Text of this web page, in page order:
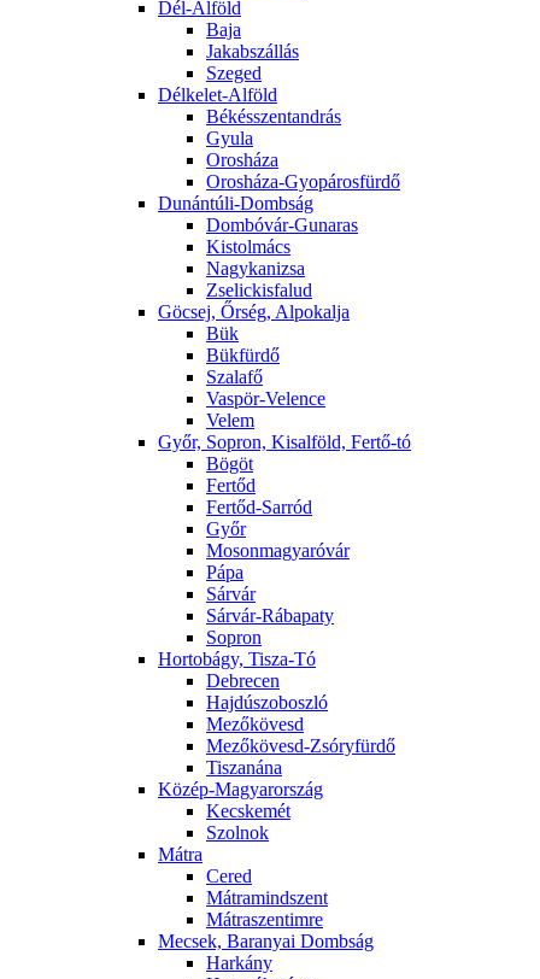
Dél-Alföld
Baja
Jakabszállás
Szeged
Délkelet-Alföld
Békésszentandrás
Gyula
Orosháza
Orosháza-Gyopárosfürdő
Dunántúli-Dombság
Dombóvár-Gunaras
Kistolmács
Nagykanizsa
Zselickisfalud
Göcsej, Őrség, Alpokalja
Bük
Bükfürdő
Szalafő
Vaspör-Velence
Velem
Győr, Sopron, Kisalföld, Fertő-tó
Bögöt
Fertőd
Fertőd-Sarród
Győr
Mosonmagyaróvár
Pápa
Sárvár
Sárvár-Rábapaty
Sopron
Hortobágy, Tisza-Tó
Debrecen
Hajdúszoboszló
Mezőkövesd
Mezőkövesd-Zsóryfürdő
Tiszanána
Közép-Magyarország
Kecskemét
Szolnok
Mátra
Cered
Mátramindszent
Mátraszentimre
Mecsek, Baranyai Dombság
Harkány